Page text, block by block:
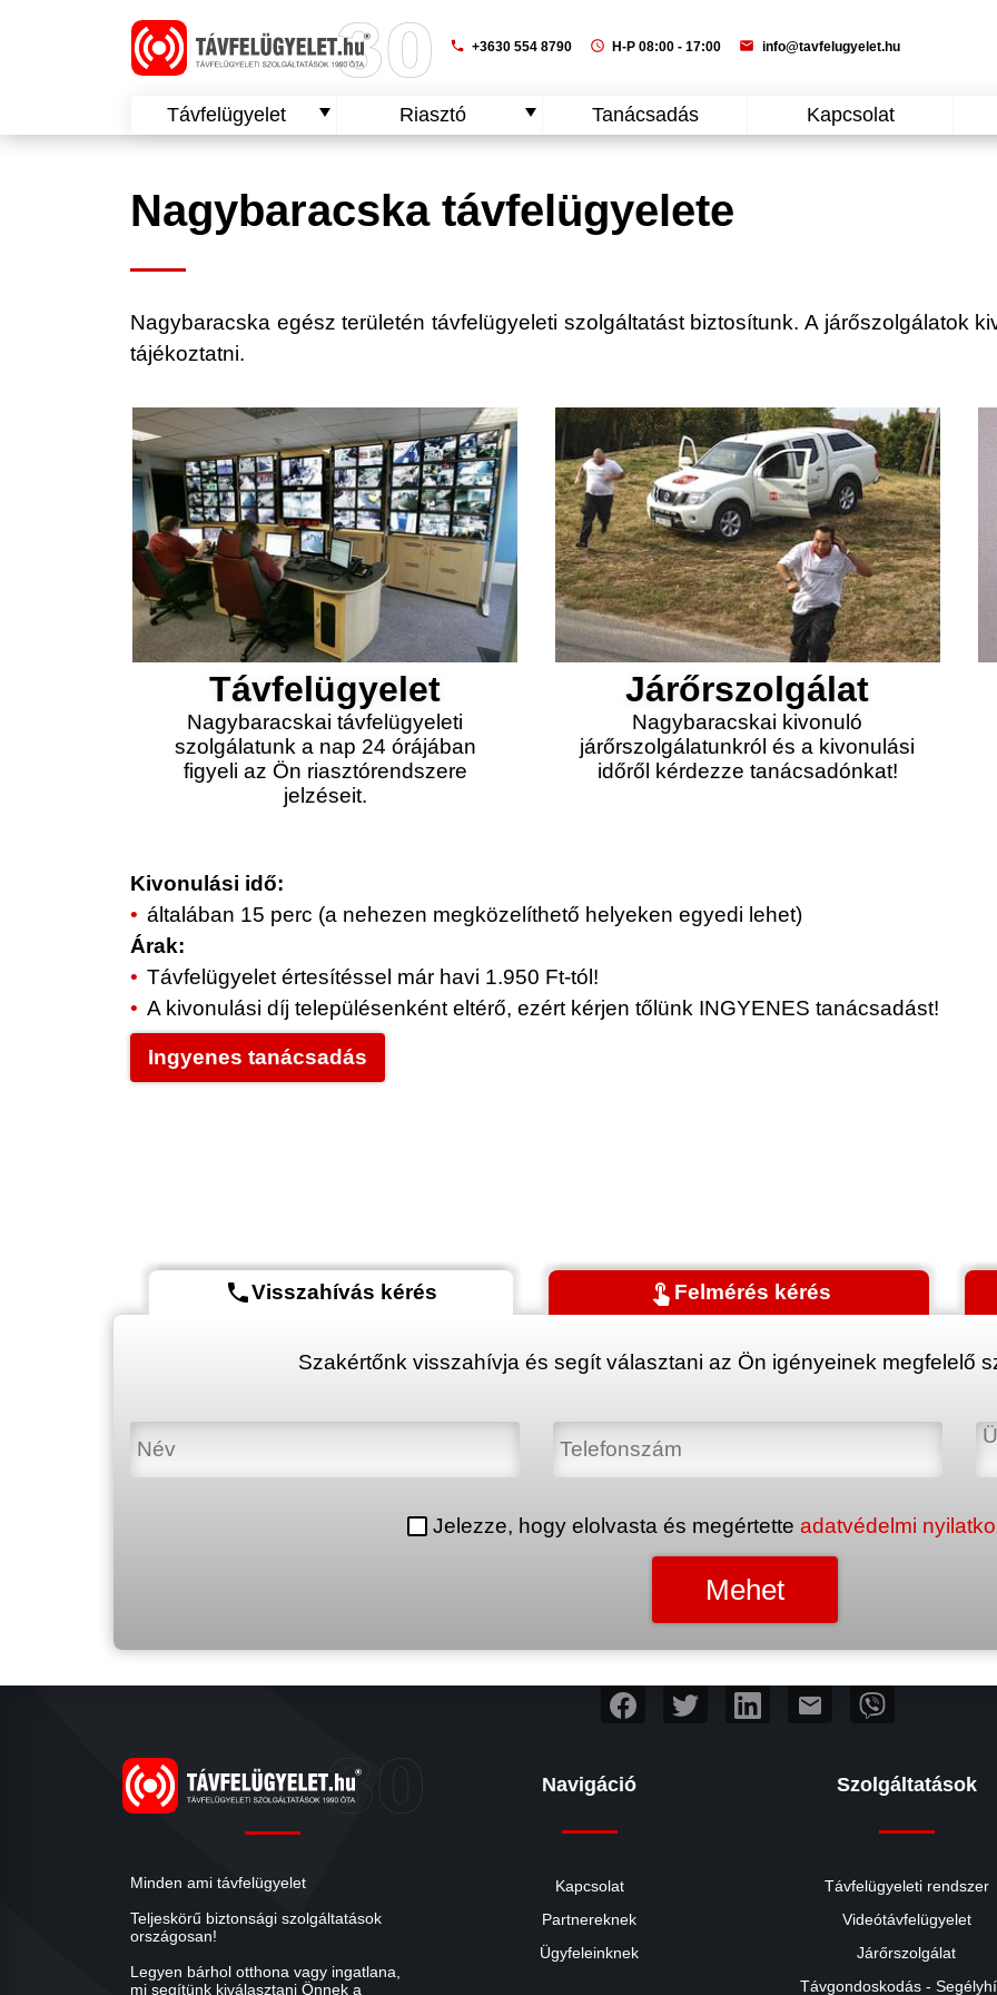
phone +3630 554 8790 schedule H-P 08:00 - 17:00 mail info@tavfelugyelet.hu
Távfelügyelet Riasztó Tanácsadás Kapcsolat
Nagybaracska távfelügyelete
Nagybaracska egész területén távfelügyeleti szolgáltatást biztosítunk. A járőszolgálatok
tájékoztatni.
Távfelügyelet
Nagybaracskai távfelügyeleti
szolgálatunk a nap 24 órájában
figyeli az Ön riasztórendszere
jelzéseit.
Járőrszolgálat
Nagybaracskai kivonuló
járőrszolgálatunkról és a kivonulási
időről kérdezze tanácsadónkat!
Kivonulási idő:
általában 15 perc (a nehezen megközelíthető helyeken egyedi lehet)
Árak:
Távfelügyelet értesítéssel már havi 1.950 Ft-tól!
A kivonulási díj településenként eltérő, ezért kérjen tőlünk INGYENES tanácsadást!
Ingyenes tanácsadás
phoneVisszahívás kérés touch_app Felmérés kérés
Szakértőnk visszahívja és segít választani az Ön igényeinek megfelelő
Jelezze, hogy elolvasta és megértette adatvédelmi
mail
Minden ami távfelügyelet
Teljeskörű biztonsági szolgáltatások
országosan!
Legyen bárhol otthona vagy ingatlana,
mi segítünk kiválasztani Önnek a
Navigáció
Kapcsolat
Partnereknek
Ügyfeleinknek
Szolgáltatások
Távfelügyeleti rendszer
Videótávfelügyelet
Járőrszolgálat
Távgondoskodás -